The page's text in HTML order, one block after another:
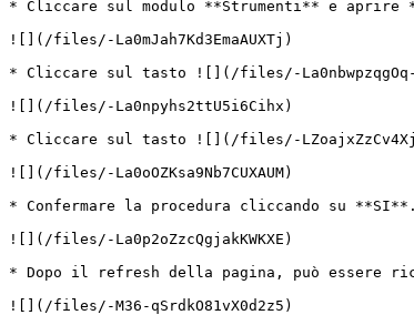
* Cliccare sul modulo **Strumenti** e aprire
![](/files/-La0mJah7Kd3EmaAUXTj)
* Cliccare sul tasto ![](/files/-
![](/files/-La0npyhs2ttU5i6Cihx)
* Cliccare sul tasto ![](/files/-
![](/files/-La0oOZKsa9Nb7CUXAUM)
* Confermare la procedura cliccando su **SI**.
![](/files/-La0p2oZzcQgjakKWKXE)
* Dopo il refresh della pagina, può essere
![](/files/-M36-qSrdkO81vX0d2z5)